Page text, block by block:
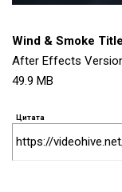
Wind & Smoke
After Effects
49.9 MB
Цитата
https://